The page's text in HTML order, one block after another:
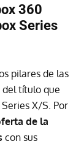
360
Series
pilares de las
título que
X/S. Por
de la
con sus